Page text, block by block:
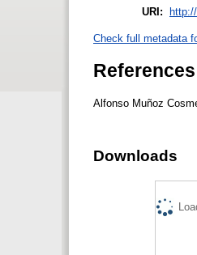
URI:
Check full metadata
References
Alfonso Muñoz
Downloads